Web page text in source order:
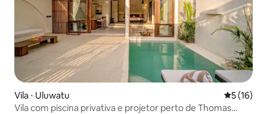
Vila ⋅ Uluwatu 5 de uma
5 (16)
Vila com piscina privativa e projetor perto de Thomas